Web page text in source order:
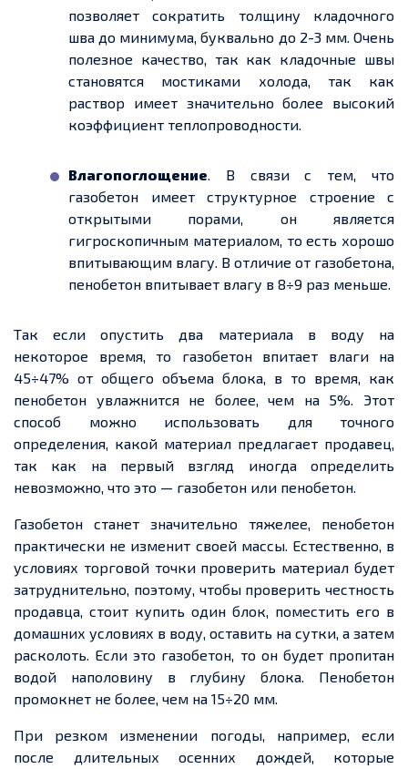
позволяет сократить толщину кладочного
шва до минимума,буквально до 2-3 мм. Очень
полезное качество, так как кладочные швы
становятся мостиками холода, так как
раствор имеет значительно более высокий
коэффициент теплопроводности.
Влагопоглощение. В связи с тем, что
газобетон имеет структурное строение с
открытыми порами, он является
гигроскопичным материалом, то есть хорошо
впитывающим влагу. В отличие от газобетона,
пенобетон впитывает влагу в 8÷9 раз меньше.
Так если опустить два материала в воду на
некоторое время, то газобетон впитает влаги на
45÷47% от общего объема блока, в то время, как
пенобетон увлажнится не более, чем на 5%. Этот
способ можно использовать для точного
определения, какой материал предлагает продавец,
так как на первый взгляд иногда определить
невозможно, что это — газобетон или пенобетон.
Газобетон станет значительно тяжелее, пенобетон
практически не изменит своей массы. Естественно, в
условиях торговой точки проверить материал будет
затруднительно, поэтому, чтобы проверить честность
продавца, стоит купить один блок, поместить его в
домашних условиях в воду, оставить на сутки, а затем
расколоть. Если это газобетон, то он будет пропитан
водой наполовину в глубину блока. Пенобетон
промокнет не более, чем на 15÷20 мм.
При резком изменении погоды, например, если
после длительных осенних дождей, которые